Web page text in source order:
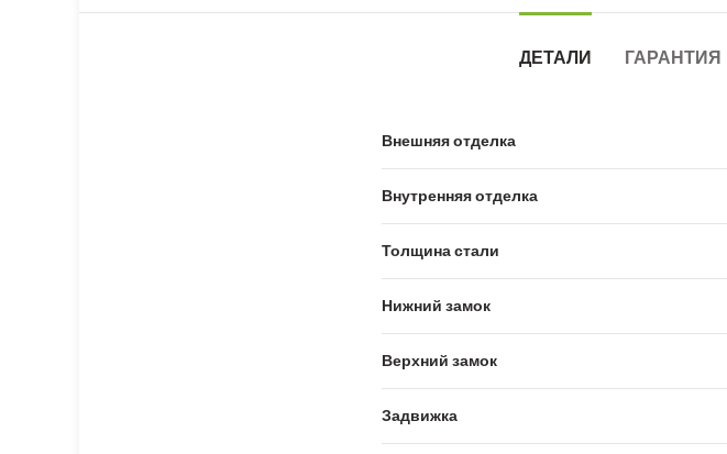
ДЕТАЛИ ГАРАНТИЯ
Внешняя отделка
Внутренняя отделка
Толщина стали
Нижний замок
Верхний замок
Задвижка